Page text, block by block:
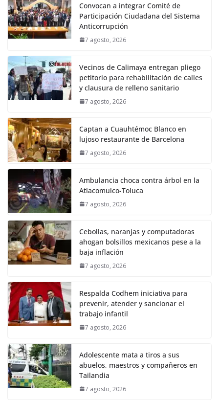
Convocan a integrar Comité de
Participación Ciudadana del Sistema
Anticorrupción
7 agosto, 2026
Vecinos de Calimaya entregan pliego
petitorio para rehabilitación de calles
y clausura de relleno sanitario
7 agosto, 2026
Captan a Cuauhtémoc Blanco en
lujoso restaurante de Barcelona
7 agosto, 2026
Ambulancia choca contra árbol en la
Atlacomulco-Toluca
7 agosto, 2026
Cebollas, naranjas y computadoras
ahogan bolsillos mexicanos pese a la
baja inflación
7 agosto, 2026
Respalda Codhem iniciativa para
prevenir, atender y sancionar el
trabajo infantil
7 agosto, 2026
Adolescente mata a tiros a sus
abuelos, maestros y compañeros en
Tailandia
7 agosto, 2026